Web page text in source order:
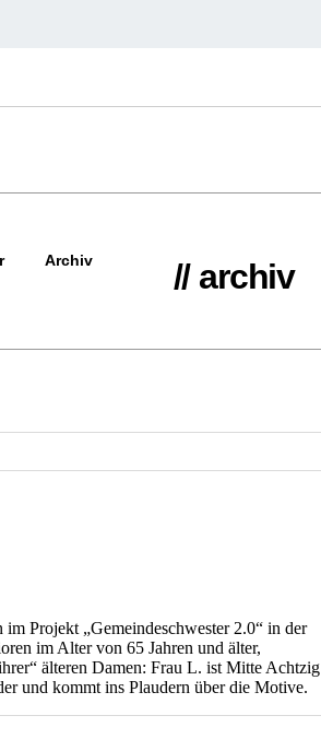
Archiv
// archiv
Projekt „Gemeindeschwester 2.0“ in der
im Alter von 65 Jahren und älter,
älteren Damen: Frau L. ist Mitte Achtzig
und kommt ins Plaudern über die Motive.